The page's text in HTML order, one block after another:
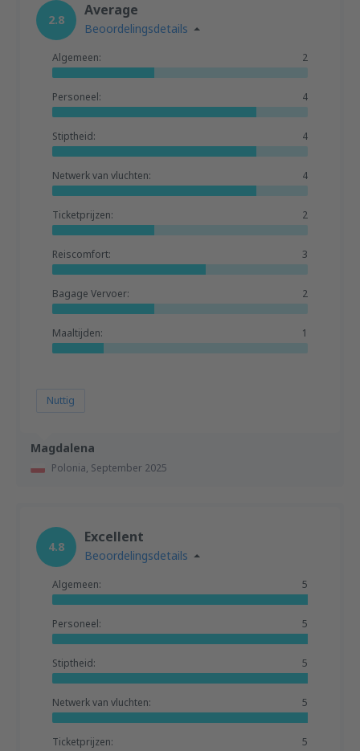
Magdalena
Polonia, September 2025
2.8
Average
Beoordelingsdetails
Algemeen: 2
Personeel: 4
Stiptheid: 4
Netwerk van vluchten: 4
Ticketprijzen: 2
Reiscomfort: 3
Bagage Vervoer: 2
Maaltijden: 1
Nuttig
4.8
Excellent
Beoordelingsdetails
Algemeen: 5
Personeel: 5
Stiptheid: 5
Netwerk van vluchten: 5
Ticketprijzen: 5